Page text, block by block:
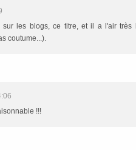
les blogs, ce titre, et il a l'air
coutume...).
!!!